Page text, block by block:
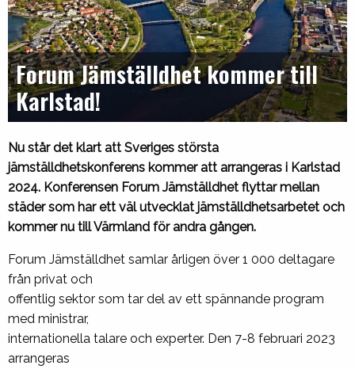
Forum Jämställdhet kommer till
Karlstad!
Nu står det klart att Sveriges största
jämställdhetskonferens kommer att arrangeras i Karlstad
2024. Konferensen Forum Jämställdhet flyttar mellan
städer som har ett väl utvecklat jämställdhetsarbetet och
kommer nu till Värmland för andra gången.
Forum Jämställdhet samlar årligen över 1 000 deltagare
från privat och
offentlig sektor som tar del av ett spännande program
med ministrar,
internationella talare och experter. Den 7-8 februari 2023
arrangeras